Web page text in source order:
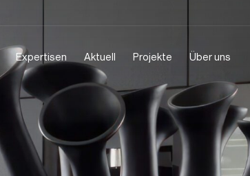
Expertisen Aktuell Projekte Über uns